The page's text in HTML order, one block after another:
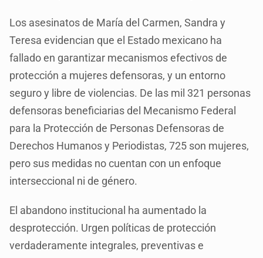
Los asesinatos de María del Carmen, Sandra y
Teresa evidencian que el Estado mexicano ha
fallado en garantizar mecanismos efectivos de
protección a mujeres defensoras, y un entorno
seguro y libre de violencias. De las mil 321 personas
defensoras beneficiarias del Mecanismo Federal
para la Protección de Personas Defensoras de
Derechos Humanos y Periodistas, 725 son mujeres,
pero sus medidas no cuentan con un enfoque
interseccional ni de género.
El abandono institucional ha aumentado la
desprotección. Urgen políticas de protección
verdaderamente integrales, preventivas e